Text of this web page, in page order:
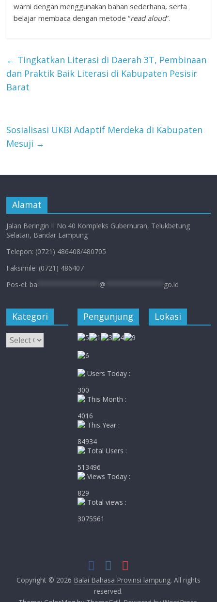
warni dengan menggunakan bahan sederhana, serta
belajar membaca dengan metode “read aloud”.
← Tingkatkan Literasi di Daerah 3T, Pembinaan
dan Praktik Baik Literasi di Kabupaten Pesisir
Barat
Sosialisasi UKBI Adaptif Merdeka di Kabupaten
Mesuji →
Alamat
Jalan Beringin II No.40 Kompleks Gubernuran, Telukbetung
Selatan, Bandar Lampung
Telepon: (0721) 486408/480705
Faksimile: (0721) 486407
Pos-el: ba @ go.id
Kategori
Kategori
Pengunjung
Users Today :
300
This Month :
4016
This Year :
84934
Total Users :
513496
Views Today :
829
Total views :
3075561
Lokasi
Copyright © 2026 Balai Bahasa Provinsi lampung. All rights
reserved.